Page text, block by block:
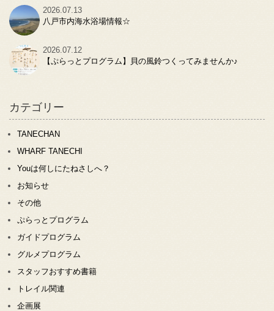
2026.07.13
八戸市内海水浴場情報☆
2026.07.12
【ぷらっとプログラム】貝の風鈴つくってみませんか♪
カテゴリー
TANECHAN
WHARF TANECHI
Youは何しにたねさしへ？
お知らせ
その他
ぷらっとプログラム
ガイドプログラム
グルメプログラム
スタッフおすすめ書籍
トレイル関連
企画展